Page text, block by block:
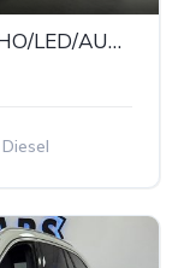
VW TIGUAN 2.0TDI SPORT TECHO/LED/AUTOMATICO
Diesel